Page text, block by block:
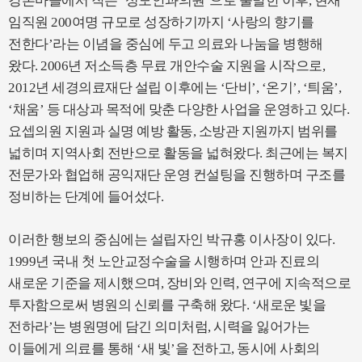
임직원 200여명 규모로 성장하기까지 ‘사랑의 향기를
전한다’라는 이념을 중심에 두고 의료와 나눔을 병행해
왔다. 2006년 저소득층 무료 개안수술 지원을 시작으로,
2012년 세경의료재단 설립 이후에는 ‘단비’, ‘온기’, ‘틔움’,
‘채움’ 등 대상과 목적에 맞춘 다양한 사업을 운영하고 있다.
요셉의원 지원과 실명 예방 활동, 소방관 지원까지 범위를
넓히며 지역사회 전반으로 활동을 넓혀왔다. 최근에는 복지
전문가와 협업해 공익재단 운영 컨설팅을 진행하며 구조를
정비하는 단계에 들어섰다.
이러한 행보의 중심에는 설립자인 박규홍 이사장이 있다.
1999년 국내 첫 노안교정수술을 시행하며 안과 진료의
새로운 기준을 제시했으며, 장비와 인력, 연구에 지속적으로
투자함으로써 병원의 신뢰를 구축해 왔다. ‘새로운 빛을
전하라’는 병원명에 담긴 의미처럼, 시력을 잃어가는
이들에게 의료를 통해 ‘새 빛’을 전하고, 동시에 사회의